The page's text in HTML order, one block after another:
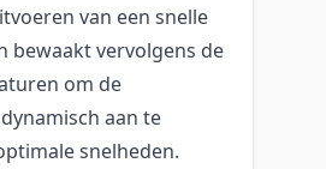
van een snelle
bewaakt vervolgens de
om de
aan te
snelheden.